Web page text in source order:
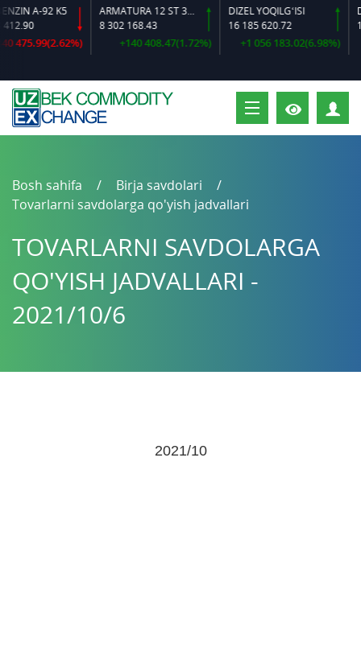
A-92 K5
ARMATURA 12 ST 35 GS O‘LCHAMLI
8 302 168.43
+140 408.47(1.72%)
DIZEL YOQILG‘ISI
16 185 620.72
+1 056 183.02(6.98%)
Bosh sahifa
Birja savdolari
Tovarlarni savdolarga qo'yish jadvallari
TOVARLARNI SAVDOLARGA
QO'YISH JADVALLARI -
2021/10/6
2021/10